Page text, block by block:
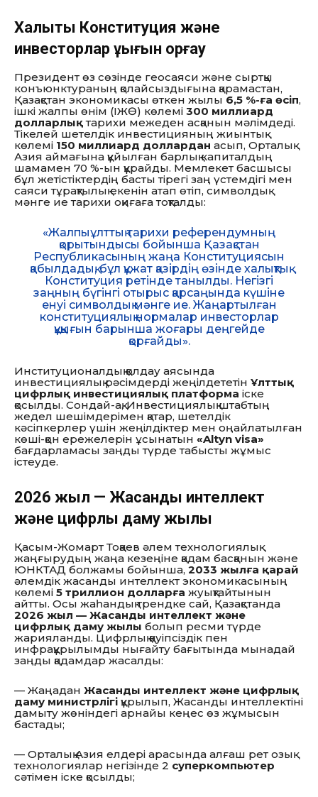
Халықтық Конституция және
инвесторлар құқығын қорғау
Президент өз сөзінде геосаяси және сыртқы
конъюнктураның қолайсыздығына қарамастан,
Қазақстан экономикасы өткен жылы 6,5 %-ға өсіп,
ішкі жалпы өнім (ІЖӨ) көлемі 300 миллиард
долларлықтарихи межеден асқанын мәлімдеді.
Тікелей шетелдік инвестицияның жиынтық
көлемі 150 миллиард доллардан асып, Орталық
Азия аймағына құйылған барлық капиталдың
шамамен 70 %-ын құрайды. Мемлекет басшысы
бұл жетістіктердің басты тірегі заң үстемдігі мен
саяси тұрақтылық екенін атап өтіп, символдық
мәнге ие тарихи оқиғаға тоқталды:
«Жалпыұлттық тарихи референдумның
қорытындысы бойынша Қазақстан
Республикасының жаңа Конституциясын
қабылдадық, бұл құжат қазірдің өзінде халықтық
Конституция ретінде танылды. Негізгі
заңның бүгінгі отырыс қарсаңында күшіне
енуі символдық мәнге ие. Жаңартылған
конституциялық нормалар инвесторлар
құқығын барынша жоғары деңгейде
қорғайды».
Институционалдық қолдау аясында
инвестициялық рәсімдерді жеңілдететін Ұлттық
цифрлық инвестициялық платформа іске
қосылды. Сондай-ақ, Инвестициялық штабтың
жедел шешімдерімен қатар, шетелдік
кәсіпкерлер үшін жеңілдіктер мен оңайлатылған
көші-қон ережелерін ұсынатын «Altyn visa»
бағдарламасы заңды түрде табысты жұмыс
істеуде.
2026 жыл — Жасанды интеллект
және цифрлық даму жылы
Қасым-Жомарт Тоқаев әлем технологиялық
жаңғырудың жаңа кезеңіне қадам басқанын және
ЮНКТАД болжамы бойынша, 2033 жылға қарай
әлемдік жасанды интеллект экономикасының
көлемі 5 триллион долларға жуықтайтынын
айтты. Осы жаһандық трендке сай, Қазақстанда
2026 жыл — Жасанды интеллект және
цифрлық даму жылы болып ресми түрде
жарияланды. Цифрлық қауіпсіздік пен
инфрақұрылымды нығайту бағытында мынадай
заңды қадамдар жасалды:
— Жаңадан Жасанды интеллект және цифрлық
даму министрлігі құрылып, Жасанды интеллектіні
дамыту жөніндегі арнайы кеңес өз жұмысын
бастады;
— Орталық Азия елдері арасында алғаш рет озық
технологиялар негізінде 2 суперкомпьютер
сәтімен іске қосылды;